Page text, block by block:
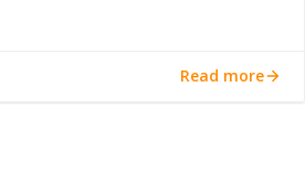
Read more